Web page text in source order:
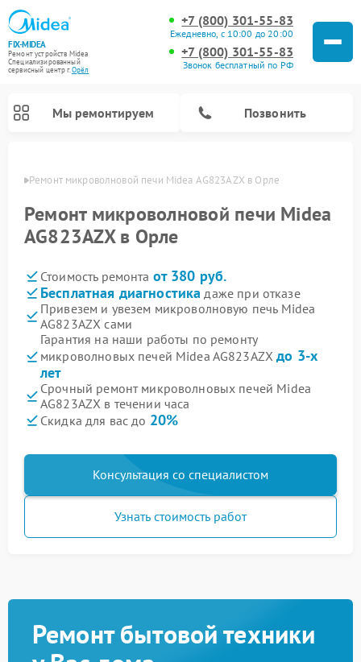
FIX-MIDEA
Ремонт устройств Midea
Специализированный
cервисный центр г.Орёл
+7 (800) 301-55-83
Ежедневно, с 10:00 до 20:00
+7 (800) 301-55-83
Звонок бесплатный по РФ
Мы ремонтируем Позвонить
Ремонт микроволновой печи Midea AG823AZX в Орле
Ремонт микроволновой печи Midea
AG823AZX в Орле
Стоимость ремонта от 380 руб.
Бесплатная диагностика даже при отказе
Привезем и увезем микроволновую печь Midea
AG823AZX сами
Гарантия на наши работы по ремонту
микроволновых печей Midea AG823AZXдо 3-х
лет
Срочный ремонт микроволновых печей Midea
AG823AZX в течении часа
Скидка для вас до 20%
Консультация со специалистом
Узнать стоимость работ
Ремонт бытовой техники